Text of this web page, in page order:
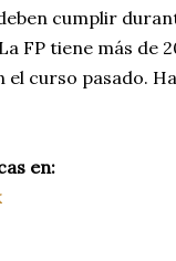
cumplir
FP tiene más de
curso pasado.
en: